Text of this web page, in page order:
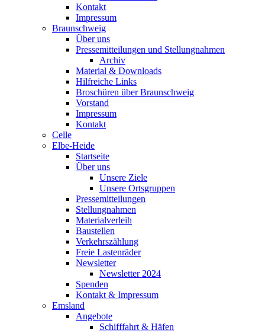
Kontakt
Impressum
Braunschweig
Über uns
Pressemitteilungen und Stellungnahmen
Archiv
Material & Downloads
Hilfreiche Links
Broschüren über Braunschweig
Vorstand
Impressum
Kontakt
Celle
Elbe-Heide
Startseite
Über uns
Unsere Ziele
Unsere Ortsgruppen
Pressemitteilungen
Stellungnahmen
Materialverleih
Baustellen
Verkehrszählung
Freie Lastenräder
Newsletter
Newsletter 2024
Spenden
Kontakt & Impressum
Emsland
Angebote
Schifffahrt & Häfen